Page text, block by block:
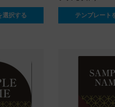
選択する テンプレート